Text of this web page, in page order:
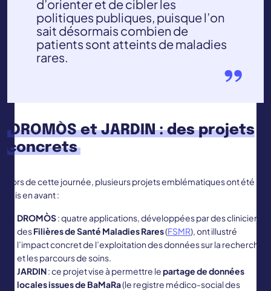
d’orienter et de cibler les
politiques publiques, puisque l’on
sait désormais combien de
patients sont atteints de maladies
rares.
DROMÒS et JARDIN : des projets
concrets
Lors de cette journée, plusieurs projets emblématiques ont été
mis en avant :
DROMÒS: quatre applications, développées par des cliniciens
desFilières de Santé Maladies Rares(FSMR), ont illustré
l’impact concret de l’exploitation des données sur la recherche
et les parcours de soins.
JARDIN: ce projet vise à permettre lepartage de données
locales issues de BaMaRa(le registre médico-social des